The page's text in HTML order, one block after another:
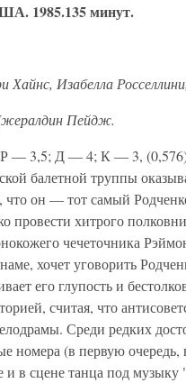
1985.135 минут.
Хайнс, Изабелла Росселлини,
Пейдж.
Д — 4; К — 3, (0,576)
балетной труппы
он — тот самый
провести хитрого
чечеточника
хочет уговорить
его глупость и
считая, что
Среди редких
номера (в первую
в сцене танца под